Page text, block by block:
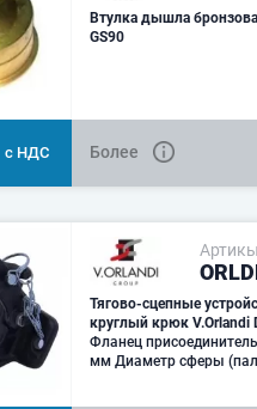
Втулка дышла
GS90
с НДС Более
Тягово-сцепные
круглый крюк V.Orlandi
Фланец
мм Диаметр сферы